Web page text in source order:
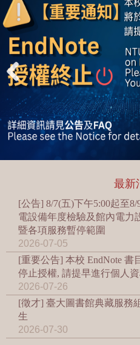
ous
最新
[公告] 8/7(五)下午5:00起至
電設備年度檢驗及館內電力
暨各項服務暫停範圍
2026-07-05
[重要公告] 本校 EndNote 書
停止授權, 請提早進行個人
2026-07-26
[徵才] 臺大圖書館典藏服務
生
2026-07-30